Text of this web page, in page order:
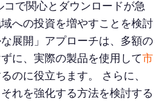
で関心とダウンロードが急
への投資を増やすことを検討
展開」アプローチは、多額の
に、実際の製品を使用して市
のに役立ちます。 さらに、
れを強化する方法を検討する